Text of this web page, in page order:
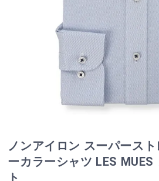
ノンアイロン スーパース
ーカラーシャツ LES MUES
ト